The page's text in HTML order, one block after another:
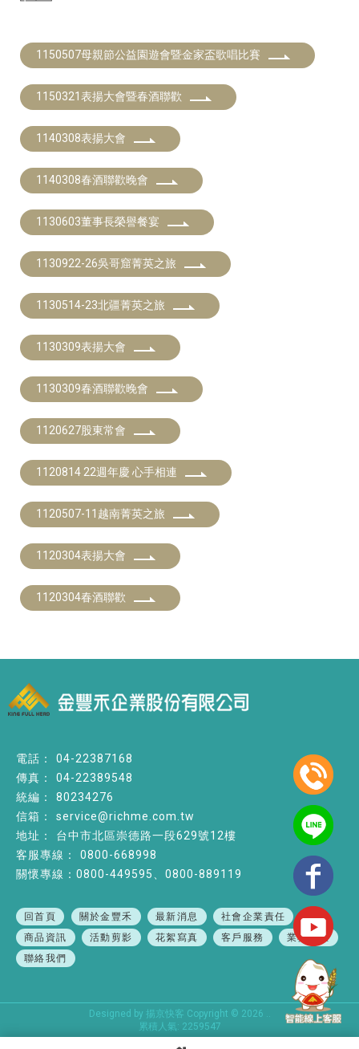
1150507母親節公益園遊會暨金家盃歌唱比賽
1150321表揚大會暨春酒聯歡
1140308表揚大會
1140308春酒聯歡晚會
1130603董事長榮譽餐宴
1130922-26吳哥窟菁英之旅
1130514-23北疆菁英之旅
1130309表揚大會
1130309春酒聯歡晚會
1120627股東常會
1120814 22週年慶 心手相連
1120507-11越南菁英之旅
1120304表揚大會
1120304春酒聯歡
04-22387168
04-22389548
80234276
service@richme.com.tw
台中市北區崇德路一段629號12樓
0800-668998
關懷專線：0800-449595、0800-889119
回首頁 關於金豐禾 最新消息
社會企業責任
商品資訊
活動剪影 花絮寫真 客戶服務
業務專區
聯絡我們
Designed by 揚京快客 Copyright © 2026 ..
累積人氣: 2259547